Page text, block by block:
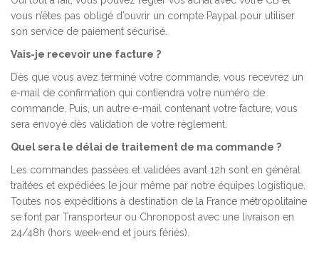
vous n’êtes pas obligé d’ouvrir un compte Paypal pour utiliser
son service de paiement sécurisé.
Vais-je recevoir une facture ?
Dès que vous avez terminé votre commande, vous recevrez un
e-mail de confirmation qui contiendra votre numéro de
commande. Puis, un autre e-mail contenant votre facture, vous
sera envoyé dès validation de votre règlement.
Quel sera le délai de traitement de ma commande ?
Les commandes passées et validées avant 12h sont en général
traitées et expédiées le jour même par notre équipes logistique.
Toutes nos expéditions à destination de la France métropolitaine
se font par Transporteur ou Chronopost avec une livraison en
24/48h (hors week-end et jours fériés).